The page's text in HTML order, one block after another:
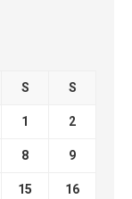
S S
1 2
8 9
15 16